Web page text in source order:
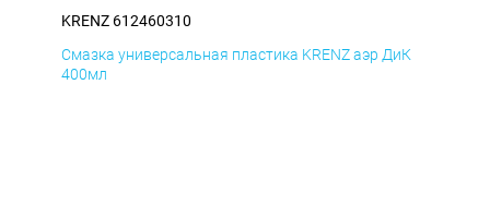
KRENZ 612460310
Смазка универсальная пластика KRENZ аэр ДиК
400мл